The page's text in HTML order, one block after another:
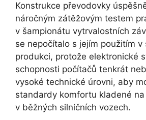
Konstrukce převodovky
náročným zátěžovým testem
v šampionátu vytrvalostních
se nepočítalo s jejím použitím v
produkci, protože elektronické
schopnosti počítačů tenkrát
vysoké technické úrovni, aby
standardy komfortu kladené
v běžných silničních vozech.